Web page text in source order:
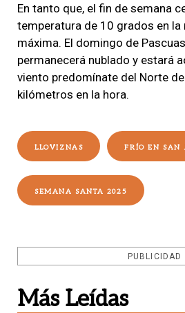
En tanto que, el fin de semana
temperatura de 10 grados en la
máxima. El domingo de
permanecerá nublado y estará
viento predomínate del Norte
kilómetros en la hora.
LLOVIZNAS FRÍO EN SAN
SEMANA SANTA 2025
PUBLICIDAD
Más Leídas